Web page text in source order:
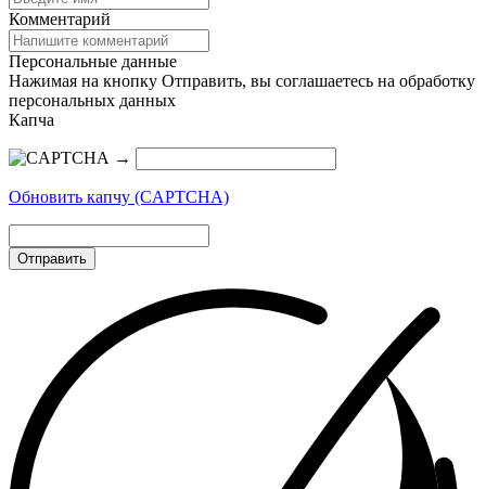
Комментарий
Персональные данные
Нажимая на кнопку Отправить, вы соглашаетесь на обработку
персональных данных
Капча
→
Обновить капчу (CAPTCHA)
Отправить